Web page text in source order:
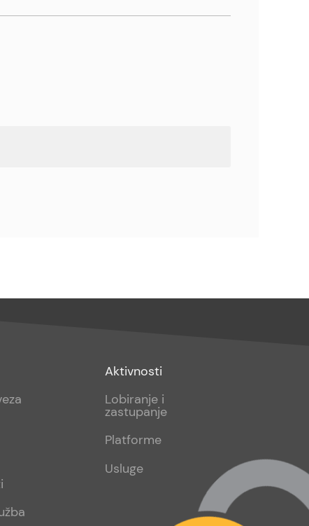
Footer
sub
Aktivnosti
Lobiranje i
zastupanje
Platforme
Usluge